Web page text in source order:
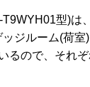
型)は
ジルーム(荷
るので、それ